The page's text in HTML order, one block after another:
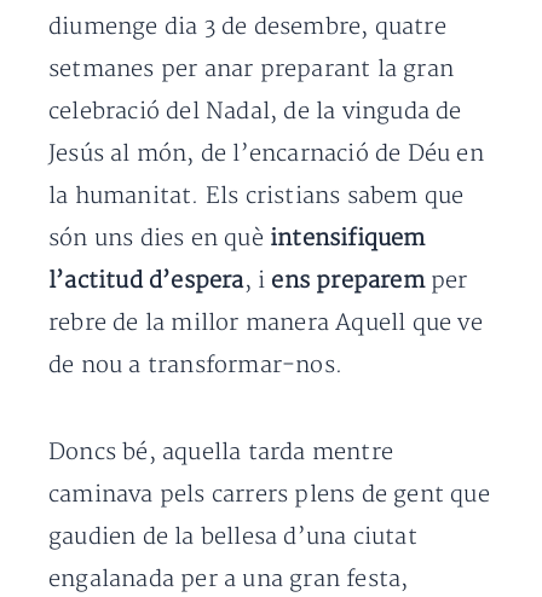
diumenge dia 3 de desembre, quatre
setmanes per anar preparant la gran
celebració del Nadal, de la vinguda de
Jesús al món, de l’encarnació de Déu en
la humanitat. Els cristians sabem que
són uns dies en què intensifiquem
l’actitud d’espera, i ens preparemper
rebre de la millor manera Aquell que ve
de nou a transformar-nos.
Doncs bé, aquella tarda mentre
caminava pels carrers plens de gent que
gaudien de la bellesa d’una ciutat
engalanada per a una gran festa,